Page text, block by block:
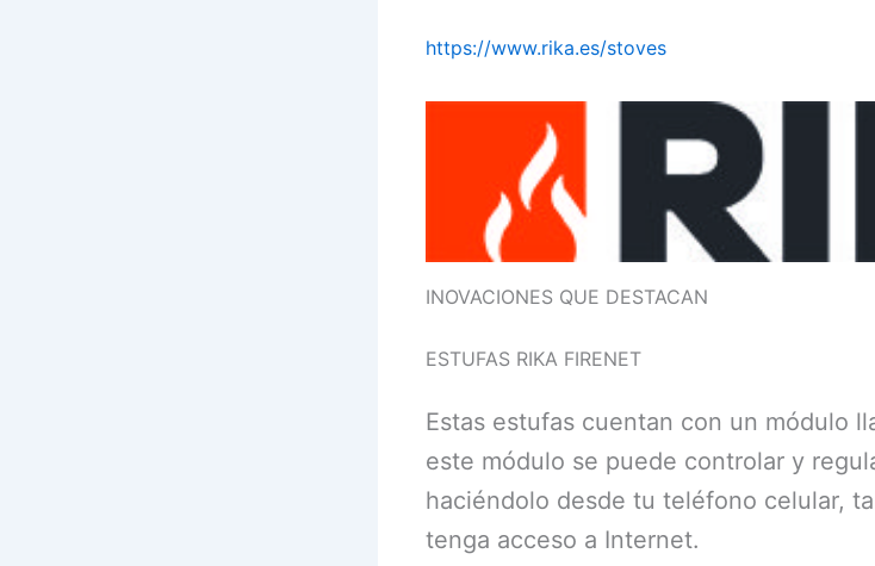
https://www.rika.es/stoves
INOVACIONES QUE DESTACAN
ESTUFAS RIKA FIRENET
Estas estufas cuentan con un módulo
este módulo se puede controlar y
haciéndolo desde tu teléfono celular,
tenga acceso a Internet.